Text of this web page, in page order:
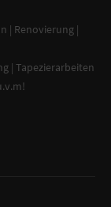
| Renovierung |
| Tapezierarbeiten